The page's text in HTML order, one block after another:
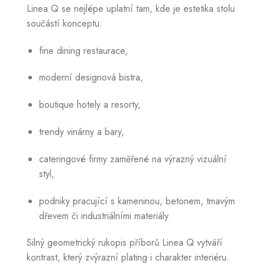
Linea Q se nejlépe uplatní tam, kde je estetika stolu
součástí konceptu:
fine dining restaurace,
moderní designová bistra,
boutique hotely a resorty,
trendy vinárny a bary,
cateringové firmy zaměřené na výrazný vizuální
styl,
podniky pracující s kameninou, betonem, tmavým
dřevem či industriálními materiály.
Silný geometrický rukopis příborů Linea Q vytváří
kontrast, který zvýrazní plating i charakter interiéru.